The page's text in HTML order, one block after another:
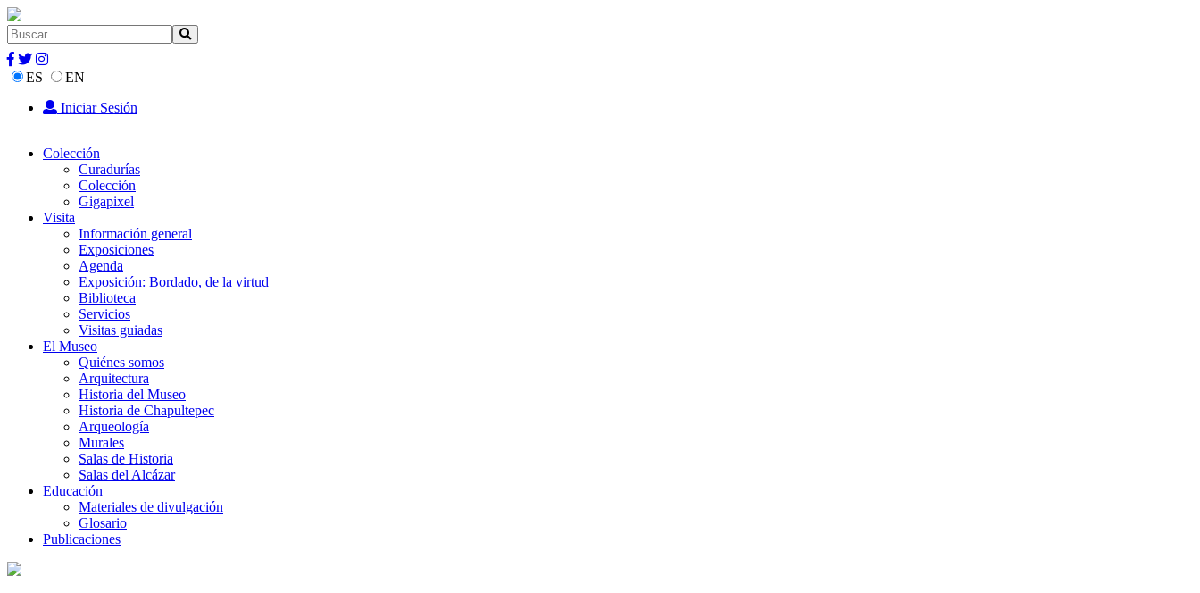
ES
EN
Iniciar Sesión
Colección
Curadurías
Colección
Gigapixel
Visita
Información general
Exposiciones
Agenda
Exposición: Bordado, de la virtud
Biblioteca
Servicios
Visitas guiadas
El Museo
Quiénes somos
Arquitectura
Historia del Museo
Historia de Chapultepec
Arqueología
Murales
Salas de Historia
Salas del Alcázar
Educación
Materiales de divulgación
Glosario
Publicaciones